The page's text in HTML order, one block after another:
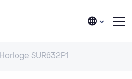
Horloge SUR632P1